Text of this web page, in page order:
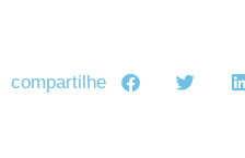
compartilhe